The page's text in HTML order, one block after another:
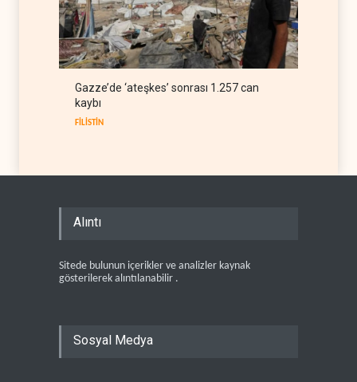
Gazze’de ‘ateşkes’ sonrası 1.257 can
kaybı
FİLİSTİN
Alıntı
Sitede bulunun içerikler ve analizler kaynak
gösterilerek alıntılanabilir .
Sosyal Medya